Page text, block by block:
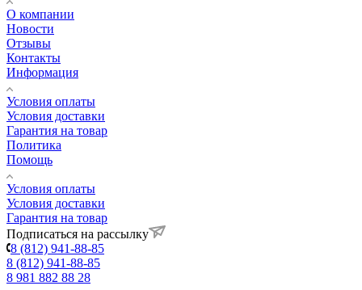
О компании
Новости
Отзывы
Контакты
Информация
Условия оплаты
Условия доставки
Гарантия на товар
Политика
Помощь
Условия оплаты
Условия доставки
Гарантия на товар
Подписаться на рассылку
8 (812) 941-88-85
8 (812) 941-88-85
8 981 882 88 28